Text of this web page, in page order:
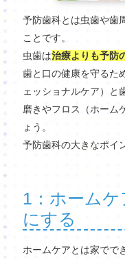
予防歯科とは虫歯や歯
ことです。
虫歯は治療よりも予防
歯と口の健康を守るた
ェッショナルケア）と
磨きやフロス（ホーム
ょう。
予防歯科の大きなポイ
1：ホーム
にする
ホームケアとは家でで